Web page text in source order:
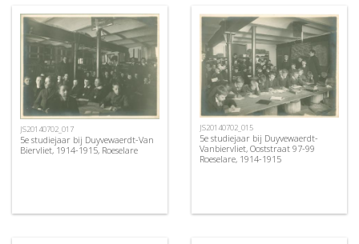
JS20140702_017
5e studiejaar bij Duyvewaerdt-Van
Biervliet, 1914-1915, Roeselare
JS20140702_015
5e studiejaar bij Duyvewaerdt-
Vanbiervliet, Ooststraat 97-99
Roeselare, 1914-1915